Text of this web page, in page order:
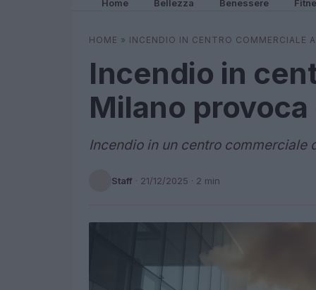
Home Bellezza Benessere
HOME » INCENDIO IN CENTRO COMMERCIALE
Incendio in
Milano
Incendio in un centro
Staff · 21/12/2025 · 2 min